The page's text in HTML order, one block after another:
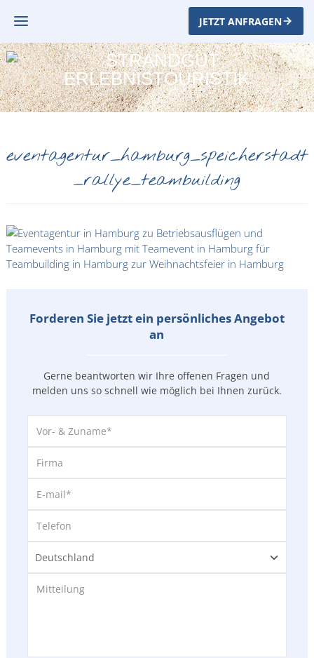
JETZT ANFRAGEN
eventagentur_hamburg_speicherstadt
_rallye_teambuilding
Forderen Sie jetzt ein persönliches Angebot
an
Gerne beantworten wir Ihre offenen Fragen und
melden uns so schnell wie möglich bei Ihnen zurück.